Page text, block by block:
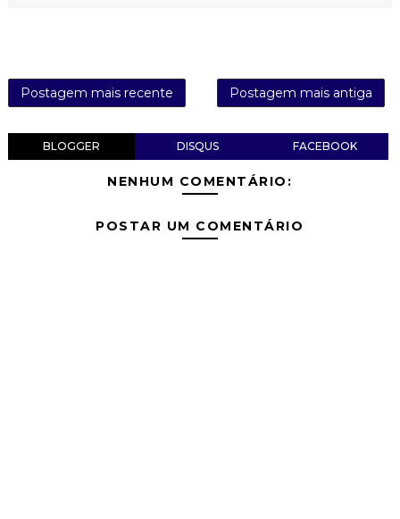
Postagem mais recente Postagem mais antiga
BLOGGER DISQUS FACEBOOK
NENHUM COMENTÁRIO:
POSTAR UM COMENTÁRIO